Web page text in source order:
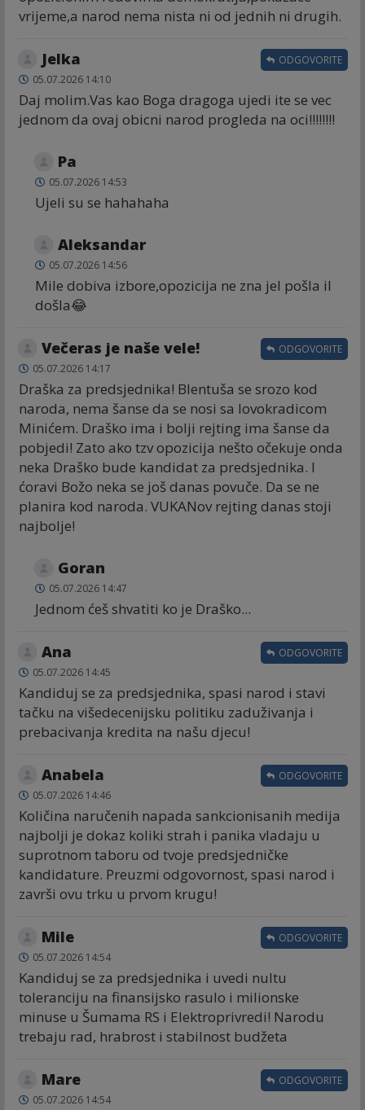
vrijeme,a narod nema nista ni od jednih ni drugih.
Jelka
05.07.2026 14:10
Daj molim.Vas kao Boga dragoga ujedi ite se vec
jednom da ovaj obicni narod progleda na oci!!!!!!!!
ODGOVORITE
Pa
05.07.2026 14:53
Ujeli su se hahahaha
Aleksandar
05.07.2026 14:56
Mile dobiva izbore,opozicija ne zna jel pošla il
došla😂
Večeras je naše vele!
05.07.2026 14:17
Draška za predsjednika! Blentuša se srozo kod
naroda, nema šanse da se nosi sa lovokradicom
Minićem. Draško ima i bolji rejting ima šanse da
pobjedi! Zato ako tzv opozicija nešto očekuje onda
neka Draško bude kandidat za predsjednika. I
ćoravi Božo neka se još danas povuče. Da se ne
planira kod naroda. VUKANov rejting danas stoji
najbolje!
ODGOVORITE
Goran
05.07.2026 14:47
Jednom ćeš shvatiti ko je Draško...
Ana
05.07.2026 14:45
Kandiduj se za predsjednika, spasi narod i stavi
tačku na višedecenijsku politiku zaduživanja i
prebacivanja kredita na našu djecu!
ODGOVORITE
Anabela
05.07.2026 14:46
Količina naručenih napada sankcionisanih medija
najbolji je dokaz koliki strah i panika vladaju u
suprotnom taboru od tvoje predsjedničke
kandidature. Preuzmi odgovornost, spasi narod i
završi ovu trku u prvom krugu!
ODGOVORITE
Mile
05.07.2026 14:54
Kandiduj se za predsjednika i uvedi nultu
toleranciju na finansijsko rasulo i milionske
minuse u Šumama RS i Elektroprivredi! Narodu
trebaju rad, hrabrost i stabilnost budžeta
ODGOVORITE
Mare
05.07.2026 14:54
ODGOVORITE